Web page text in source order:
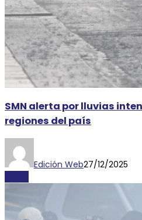
SMN alerta por lluvias
regiones del país
Edición Web27/12/2025